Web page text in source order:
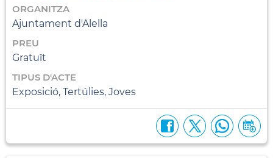
ORGANITZA
Ajuntament d'Alella
PREU
Gratuït
TIPUS D'ACTE
Exposició, Tertúlies, Joves